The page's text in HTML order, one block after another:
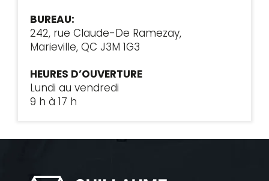
BUREAU:
242, rue Claude-De Ramezay,
Marieville, QC J3M 1G3
HEURES D’OUVERTURE
Lundi au vendredi
9 h à 17 h